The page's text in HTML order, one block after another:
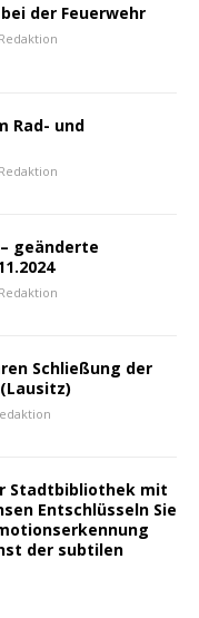
der Feuerwehr
Redaktion
Rad- und
Redaktion
geänderte
Redaktion
Schließung der
Stadtbibliothek mit
Entschlüsseln Sie
der subtilen